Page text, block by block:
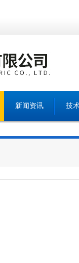
新闻资讯 技